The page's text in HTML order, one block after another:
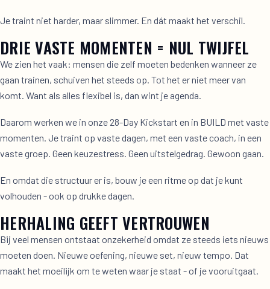
Je traint niet harder, maar slimmer. En dát maakt het verschil.
DRIE VASTE MOMENTEN = NUL TWIJFEL
We zien het vaak: mensen die zelf moeten bedenken wanneer ze
gaan trainen, schuiven het steeds op. Tot het er niet meer van
komt. Want als alles flexibel is, dan wint je agenda.
Daarom werken we in onze 28-Day Kickstart en in BUILD met vaste
momenten. Je traint op vaste dagen, met een vaste coach, in een
vaste groep. Geen keuzestress. Geen uitstelgedrag. Gewoon gaan.
En omdat die structuur er is, bouw je een ritme op dat je kunt
volhouden - ook op drukke dagen.
HERHALING GEEFT VERTROUWEN
Bij veel mensen ontstaat onzekerheid omdat ze steeds iets nieuws
moeten doen. Nieuwe oefening, nieuwe set, nieuw tempo. Dat
maakt het moeilijk om te weten waar je staat - of je vooruitgaat.